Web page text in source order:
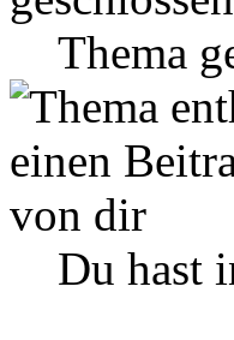
Thema
Du hast